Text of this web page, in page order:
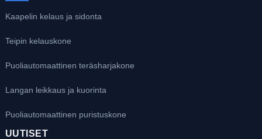
Kaapelin kelaus ja sidonta
Teipin kelauskone
Puoliautomaattinen teräsharjakone
Langan leikkaus ja kuorinta
Puoliautomaattinen puristuskone
UUTISET